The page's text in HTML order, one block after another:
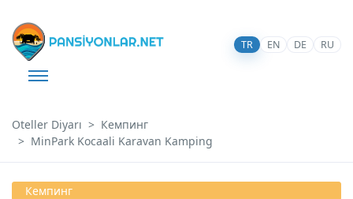
TR EN DE RU
Oteller Diyarı
Кемпинг
MinPark Kocaali Karavan Kamping
Кемпинг